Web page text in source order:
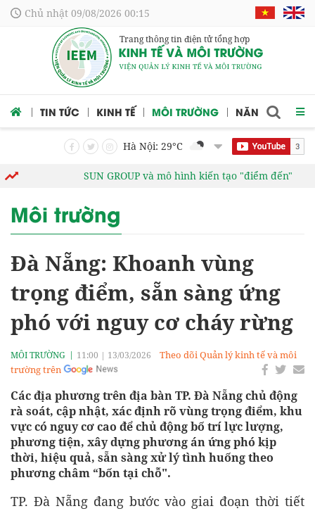
Chủ nhật 09/08/2026 00:15
Trang thông tin điện tử tổng hợp
TIN TỨC KINH TẾ MÔI TRƯỜNG NĂNG LƯỢNG
Hà Nội: 29°C
SUN GROUP và mô hình kiến tạo "điểm đến" Tử
Môi trường
Đà Nẵng: Khoanh vùng
trọng điểm, sẵn sàng ứng
phó với nguy cơ cháy rừng
MÔI TRƯỜNG 11:00 | 13/03/2026
Theo dõi Quản lý kinh tế và môi
trường trên
Các địa phương trên địa bàn TP. Đà Nẵng chủ động
rà soát, cập nhật, xác định rõ vùng trọng điểm, khu
vực có nguy cơ cao để chủ động bố trí lực lượng,
phương tiện, xây dựng phương án ứng phó kịp
thời, hiệu quả, sẵn sàng xử lý tình huống theo
phương châm “bốn tại chỗ".
TP. Đà Nẵng đang bước vào giai đoạn thời tiết